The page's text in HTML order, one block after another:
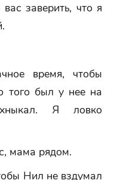
заверить, что я
время, чтобы
того был у нее на
Я ловко
мама рядом.
Нил не вздумал